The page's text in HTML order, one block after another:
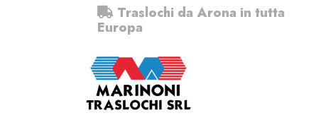
Traslochi da Arona in tutta
Europa